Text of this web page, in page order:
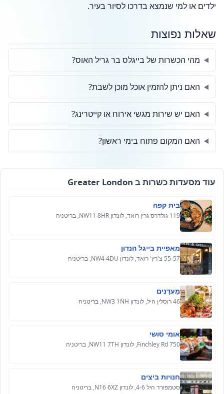
ילדים או למי שנמצא בדרכו לסיור בעיר.
שאלות נפוצות
מהי הכשרות של בייגלס בר גריל האוס?
האם ניתן להזמין אוכל מוכן לשבת?
האם יש שירות מגשי אירוח או קייטרינג?
האם המקום פתוח בימי ראשון?
עוד מסעדות כשרות ב Greater London
בית קפה
119 גולדרס גרין רואד, לונדון NW11 8HR, בריטניה
מאפיית בייגל הנדון
55-57 צ'רץ' רואד, לונדון NW4 4DU, בריטניה
מַעֲדָנִים
46 רוסלין היל, לונדון NW3 1NH, בריטניה
אומי סושי
750 Finchley Rd, לונדון NW11 7TH, בריטניה
חנויות ביצים
סטמפורד היל 4-6, לונדון N16 6XZ, בריטניה